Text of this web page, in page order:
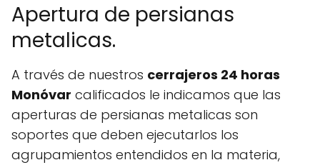
Apertura de persianas
metalicas.
A través de nuestros cerrajeros 24 horas
Monóvar calificados le indicamos que las
aperturas de persianas metalicas son
soportes que deben ejecutarlos los
agrupamientos entendidos en la materia,